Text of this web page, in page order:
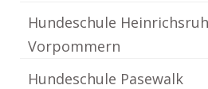
Hundeschule Heinrichsruh
Vorpommern
Hundeschule Pasewalk